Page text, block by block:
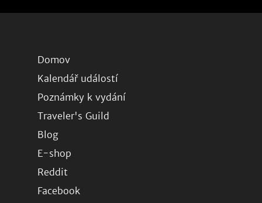
Domov
Kalendář událostí
Poznámky k vydání
Traveler's Guild
Blog
E-shop
Reddit
Facebook